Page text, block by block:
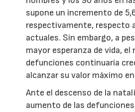
supone un incremento de
respectivamente, respecto
actuales. Sin embargo, a
mayor esperanza de vida, el
defunciones continuaría
alcanzar su valor máximo
Ante el descenso de la
aumento de las